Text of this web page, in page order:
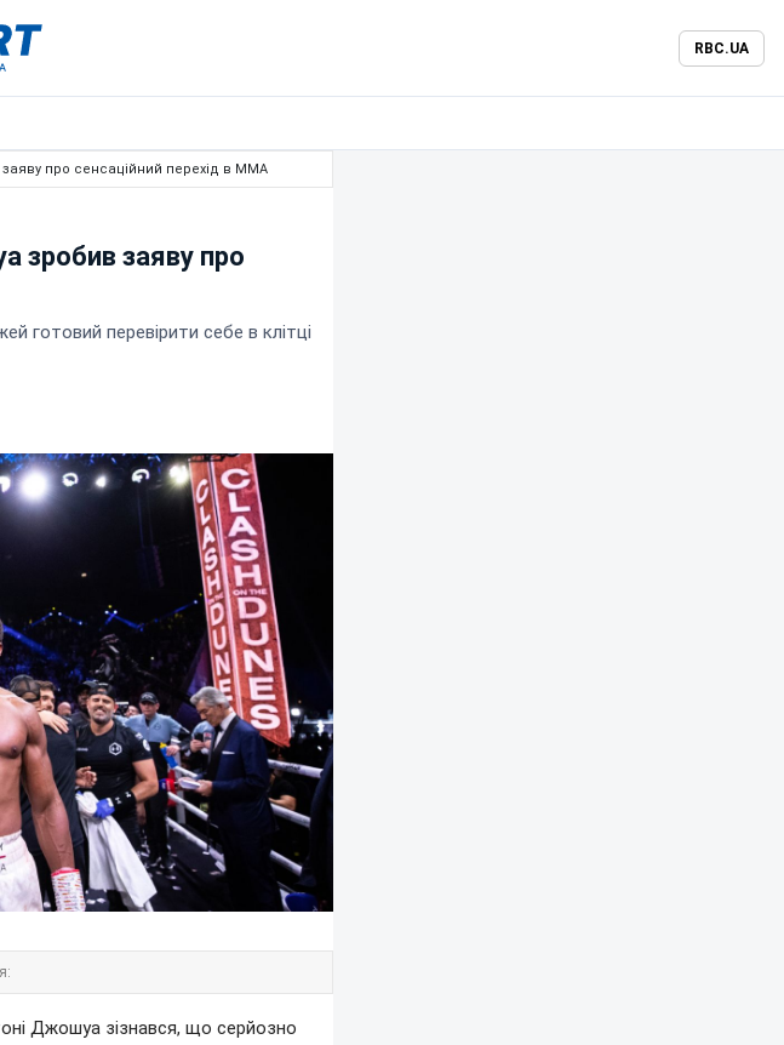
RBC.UA
про сенсаційний перехід в ММА
зробив заяву про
готовий перевірити себе в клітці
Джошуа зізнався, що серйозно